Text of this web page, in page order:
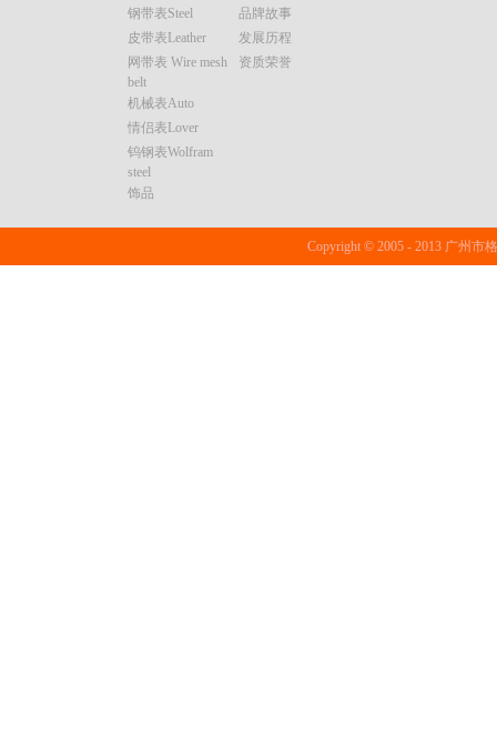
钢带表Steel
皮带表Leather
网带表 Wire mesh
belt
机械表Auto
情侣表Lover
钨钢表Wolfram
steel
饰品
品牌故事
发展历程
资质荣誉
Copyright © 2005 - 2013 广州市